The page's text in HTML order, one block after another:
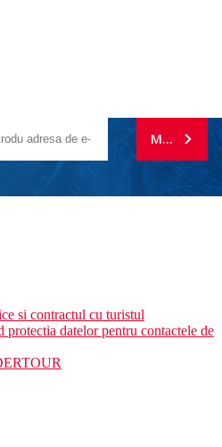
MA
si contractul cu turistul
datelor pentru contactele de